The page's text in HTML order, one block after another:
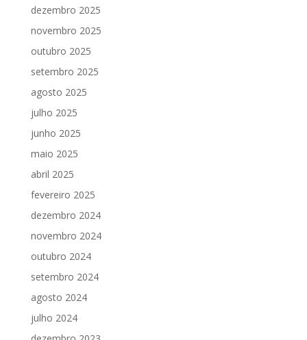
dezembro 2025
novembro 2025
outubro 2025
setembro 2025
agosto 2025
julho 2025
junho 2025
maio 2025
abril 2025
fevereiro 2025
dezembro 2024
novembro 2024
outubro 2024
setembro 2024
agosto 2024
julho 2024